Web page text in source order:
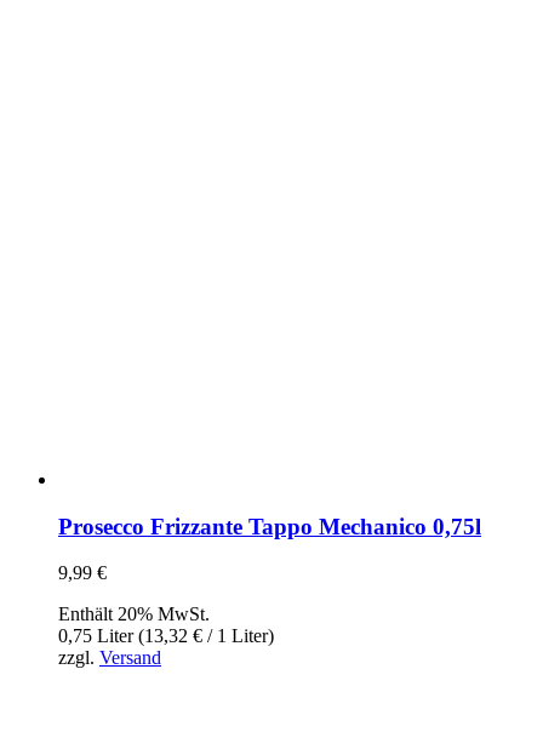
Prosecco Frizzante Tappo Mechanico 0,75l
9,99 €
Enthält 20% MwSt.
0,75 Liter (13,32 € / 1 Liter)
zzgl. Versand